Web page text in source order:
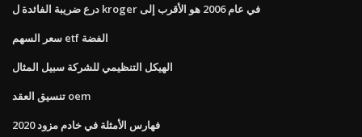
درع ضريبة الفائدة ل kroger في عام 2006 هو الأقرب إلى
سعر السهم etf الفضة
الهيكل التنظيمي للشركة سبيل المثال
تنسيق العقد oem
فهارس الأمثلة في خادم مزود 2020